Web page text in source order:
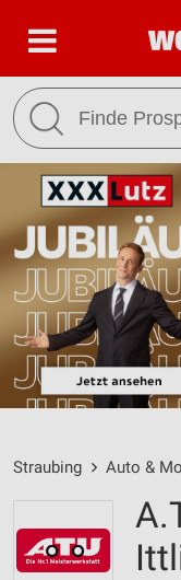
Straubing Auto &